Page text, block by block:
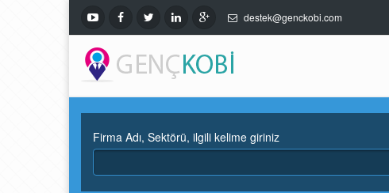
destek@genckobi.com
Firma Adı, Sektörü, ilgili kelime giriniz